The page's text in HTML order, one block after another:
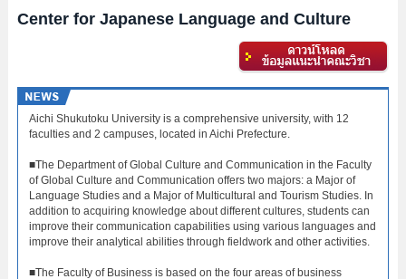
Center for Japanese Language and Culture
Aichi Shukutoku University is a comprehensive university, with 12
faculties and 2 campuses, located in Aichi Prefecture.
■The Department of Global Culture and Communication in the Faculty
of Global Culture and Communication offers two majors: a Major of
Language Studies and a Major of Multicultural and Tourism Studies. In
addition to acquiring knowledge about different cultures, students can
improve their communication capabilities using various languages and
improve their analytical abilities through fieldwork and other activities.
■The Faculty of Business is based on the four areas of business